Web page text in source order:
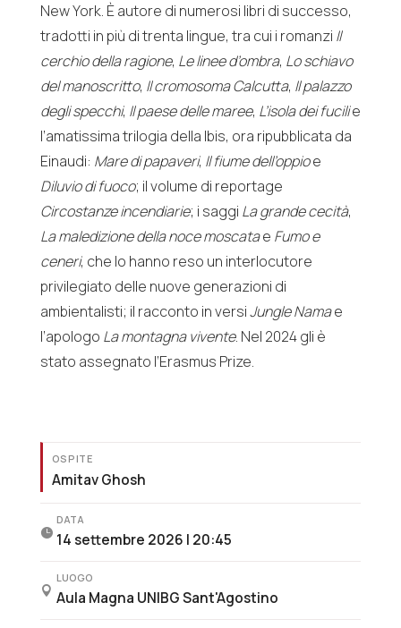
New York. È autore di numerosi libri di successo,
tradotti in più di trenta lingue, tra cui i romanzi Il
cerchio della ragione, Le linee d’ombra, Lo schiavo
del manoscritto, Il cromosoma Calcutta, Il palazzo
degli specchi, Il paese delle maree, L’isola dei fucilie
l’amatissima trilogia della Ibis, ora ripubblicata da
Einaudi: Mare di papaveri, Il fiume dell’oppioe
Diluvio di fuoco; il volume di reportage
Circostanze incendiarie; i saggi La grande cecità,
La maledizione della noce moscatae Fumo e
ceneri, che lo hanno reso un interlocutore
privilegiato delle nuove generazioni di
ambientalisti; il racconto in versiJungle Namae
l’apologo La montagna vivente. Nel 2024 gli è
stato assegnato l’Erasmus Prize.
OSPITE
Amitav Ghosh

DATA
14 settembre 2026 | 20:45

LUOGO
Aula Magna UNIBG Sant'Agostino